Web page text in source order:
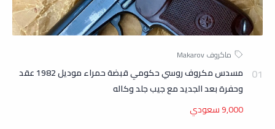
مسدس مكروف روسي حكومي قبضة حمراء موديل 1982 عقد
وحفرة بعد الجديد مع جيب جلد وكاله
9,000 سعودي